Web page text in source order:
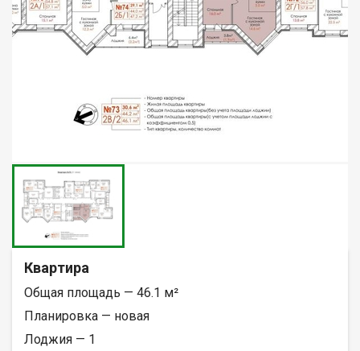
Квартира
Общая площадь — 46.1 м²
Планировка — новая
Лоджия — 1